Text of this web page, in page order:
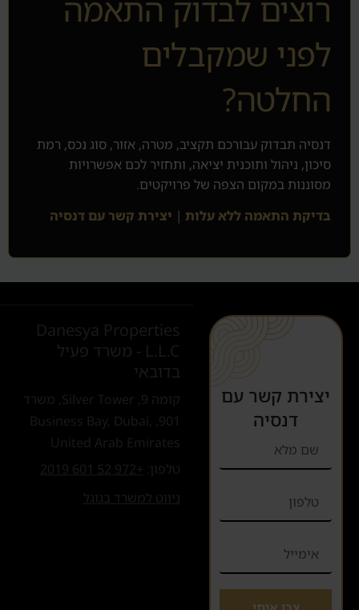
רוצים לבדוק התאמה
לפני שמקבלים
החלטה?
דנסיה תבדוק עבורכם תקציב, מטרה, אזור, סוג נכס, רמת
סיכון, ניהול ותוכנית יציאה, ותחזיר לכם אפשרויות
מסוננות במקום הצפה של פרויקטים.
בדיקת התאמה ללא עלות | יצירת קשר עם דנסיה
יצירת קשר עם
דנסיה
Danesya Properties
L.L.C - משרד פעיל
בדובאי
קומה 9, Silver Tower, משרד
901, Business Bay, Dubai,
United Arab Emirates
טלפון:
+972 52 601 2019
ניווט למשרד בגוגל